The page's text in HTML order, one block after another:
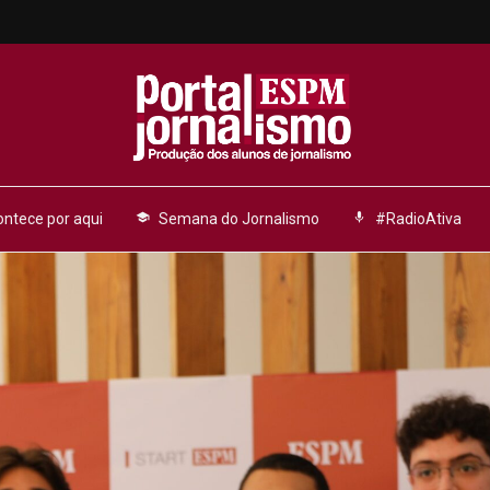
por aqui school Semana do Jornalismo mic #RadioAtiva